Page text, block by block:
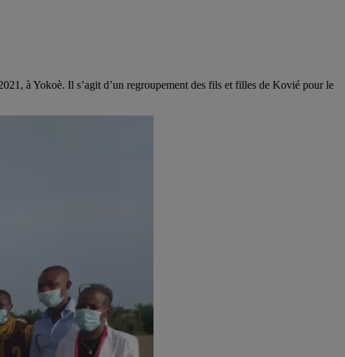
à Yokoè. Il s’agit d’un regroupement des fils et filles de Kovié pour le